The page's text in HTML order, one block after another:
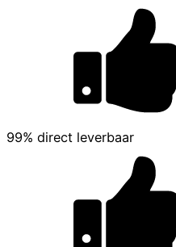
99% direct leverbaar